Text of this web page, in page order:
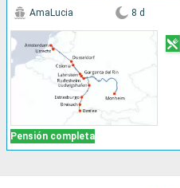
Pensión completa
AmaLucia 8 d